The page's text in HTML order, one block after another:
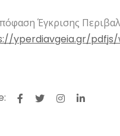
Έγκρισης
yperdiavgeia.gr/pdfjs/